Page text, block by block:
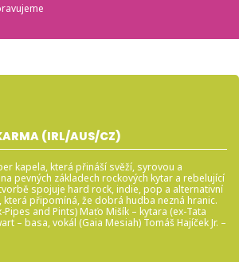
(IRL/AUS/CZ)
kapela, která přináší svěží, syrovou a
pevných základech rockových kytar a rebelující
spojuje hard rock, indie, pop a alternativní
připomíná, že dobrá hudba nezná hranic.
Pipes and Pints) Maťo Mišík – kytara (ex-Tata
– basa, vokál (Gaia Mesiah) Tomáš Hajíček Jr. –